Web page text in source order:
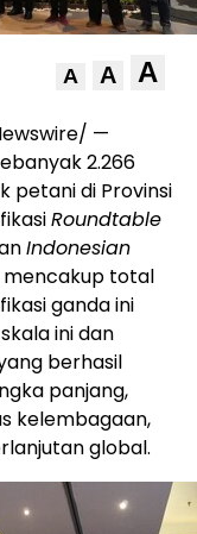
A A A
—
2.266
petani di Provinsi
Roundtable
Indonesian
mencakup total
ganda ini
ini dan
berhasil
panjang,
kelembagaan,
global.